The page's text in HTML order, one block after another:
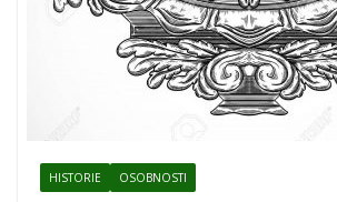
HISTORIE OSOBNOSTI